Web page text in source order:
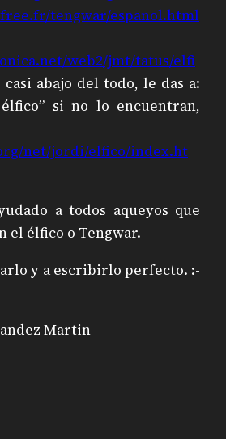
tengwar/espanol.html
web2/jmt/tatus/elfi
abajo del todo, le das a:
si no lo encuentran,
net/jordi/elfico/index.ht
a todos aqueyos que
el élfico o Tengwar.
y a escribirlo perfecto. :-
Martin